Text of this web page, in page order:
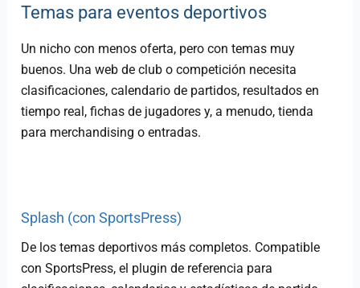
Temas para eventos deportivos
Un nicho con menos oferta, pero con temas muy
buenos. Una web de club o competición necesita
clasificaciones, calendario de partidos, resultados en
tiempo real, fichas de jugadores y, a menudo, tienda
para merchandising o entradas.
Splash (con SportsPress)
De los temas deportivos más completos. Compatible
con SportsPress, el plugin de referencia para